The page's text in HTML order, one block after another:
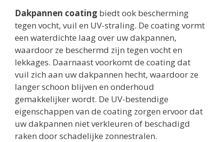
Dakpannen coating biedt ook bescherming
tegen vocht, vuil en UV-straling. De coating vormt
een waterdichte laag over uw dakpannen,
waardoor ze beschermd zijn tegen vocht en
lekkages. Daarnaast voorkomt de coating dat
vuil zich aan uw dakpannen hecht, waardoor ze
langer schoon blijven en onderhoud
gemakkelijker wordt. De UV-bestendige
eigenschappen van de coating zorgen ervoor dat
uw dakpannen niet verkleuren of beschadigd
raken door schadelijke zonnestralen.